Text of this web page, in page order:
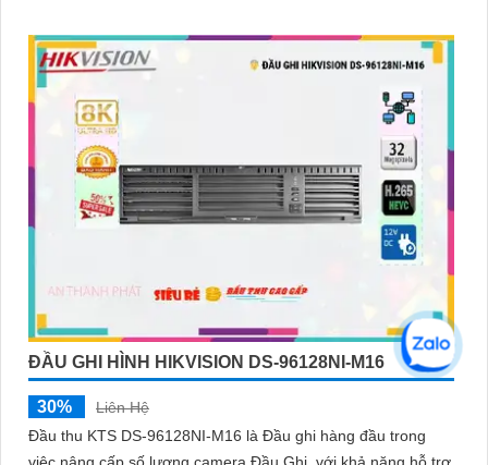
ĐẦU GHI HÌNH HIKVISION DS-96128NI-M16
30%
Liên Hệ
Đầu thu KTS DS-96128NI-M16 là Đầu ghi hàng đầu trong
việc nâng cấp số lượng camera Đầu Ghi, với khả năng hỗ trợ